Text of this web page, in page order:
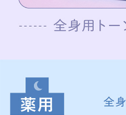
＜LAVENDER＞
✓透明感がほしい方に
＜WHITE＞